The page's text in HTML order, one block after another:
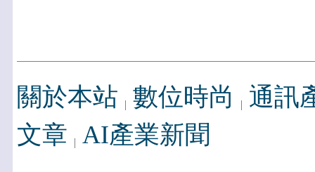
關於本站 數位時尚
通訊
文章 AI產業新聞